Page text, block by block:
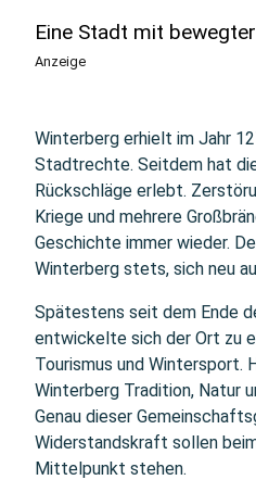
Eine Stadt mit
Anzeige
Winterberg erhielt im Jahr
Stadtrechte. Seitdem hat
Rückschläge erlebt.
Kriege und mehrere
Geschichte immer wieder.
Winterberg stets, sich neu
Spätestens seit dem Ende
entwickelte sich der Ort zu
Tourismus und Wintersport.
Winterberg Tradition, Natur
Genau dieser
Widerstandskraft sollen
Mittelpunkt stehen.